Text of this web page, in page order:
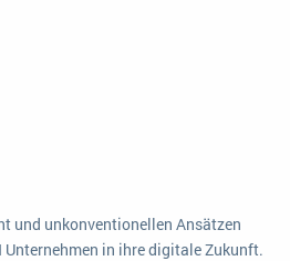
Übernahmen in Enterprise-KI
und unkonventionellen Ansätzen
Unternehmen in ihre digitale Zukunft.